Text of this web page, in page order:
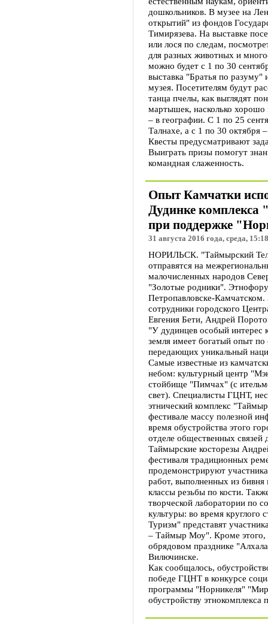
дошкольников. В музее на
открытий" из фондов
Тимирязева. На выставке
или лося по следам,
для разных животных и
можно будет с 1 по 30
выставка "Братья по разуму"
музея. Посетителям будут
танца пчелы, как выглядят
мартышек, насколько хорошо
– в географии. С 1 по 25
Талнахе, а с 1 по 30 октября
Квесты предусматривают
Выиграть призы помогут
командная слаженность.
Опыт Камчатки
Дудинке
при поддержке
31 августа 2016 года, среда, 15:18
НОРИЛЬСК. "Таймырский
отправятся на
малочисленных народов
"Золотые родники".
Петропавловске-Камчатском.
сотрудники городского
Евгения Бети, Андрей
"У дудинцев особый интерес
земля имеет богатый опыт по
передающих уникальный
Самые известные из
небом: культурный центр
стойбище "Пимчах" (с
свет). Специалисты ГЦНТ,
этнический комплекс
фестивале массу полезной
время обустройства этого
отделе общественных связей
Таймырские косторезы
фестиваля традиционных
продемонстрируют
работ, выполненных из бивня
классы резьбы по кости.
творческой лаборатории по
культуры: во время круглого
Туризм" представят
– Таймыр Моу". Кроме этого,
обрядовом празднике
Вилючинске.
Как сообщалось,
победе ГЦНТ в конкурсе
программы "Норникеля"
обустройству этнокомплекса